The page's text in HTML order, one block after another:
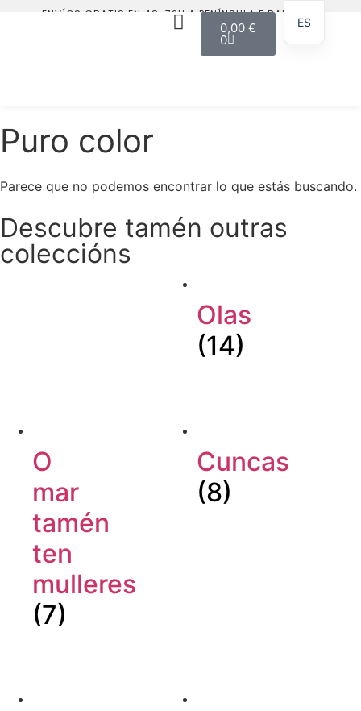
ENVÍOS GRATIS EN 48-72H A PENÍNSULA E BALEARES
0,00€
0
Puro color
Parece que no podemos encontrar lo que estás buscando.
Descubre tamén outras
coleccións
Olas
(14)
O
mar
tamén
ten
mulleres
(7)
Cuncas
(8)
ES